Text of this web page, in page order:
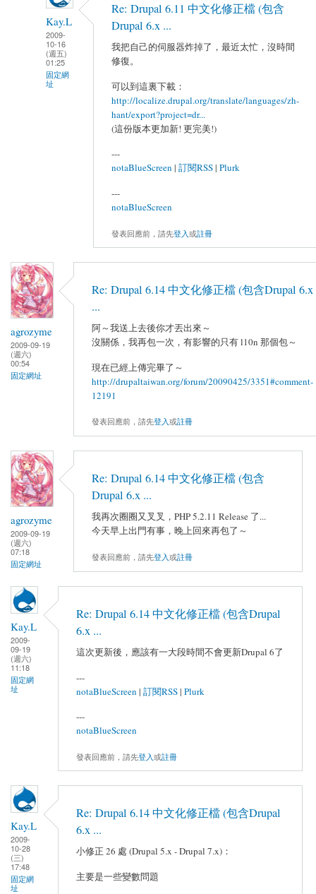
Kay.L
2009-
10-16
(週五)
01:25
固定網
址
Re: Drupal 6.11 中文化修正檔 (包含
Drupal 6.x ...
我把自己的伺服器炸掉了，最近太忙，沒時間
修復。
可以到這裏下載：
http://localize.drupal.org/translate/languages/zh-
hant/export?project=dr...
(這份版本更加新! 更完美!)
---
notaBlueScreen | 訂閱RSS| Plurk
---
notaBlueScreen
發表回應前，請先登入或註冊
agrozyme
2009-09-19
(週六)
00:54
固定網址
Re: Drupal 6.14 中文化修正檔 (包含Drupal 6.x
...
阿～我送上去後你才丟出來～
沒關係，我再包一次，有影響的只有 l10n 那個包～
現在已經上傳完畢了～
http://drupaltaiwan.org/forum/20090425/3351#comment-
12191
發表回應前，請先登入或註冊
agrozyme
2009-09-19
(週六)
07:18
固定網址
Re: Drupal 6.14 中文化修正檔 (包含
Drupal 6.x ...
我再次圈圈又叉叉，PHP 5.2.11 Release 了...
今天早上出門有事，晚上回來再包了～
發表回應前，請先登入或註冊
Kay.L
2009-
09-19
(週六)
11:18
固定網
址
Re: Drupal 6.14 中文化修正檔 (包含Drupal
6.x ...
這次更新後，應該有一大段時間不會更新Drupal 6了
---
notaBlueScreen | 訂閱RSS| Plurk
---
notaBlueScreen
發表回應前，請先登入或註冊
Kay.L
2009-
10-28
(三)
17:48
固定網
址
Re: Drupal 6.14 中文化修正檔 (包含Drupal
6.x ...
小修正 26 處 (Drupal 5.x - Drupal 7.x)：
主要是一些變數問題